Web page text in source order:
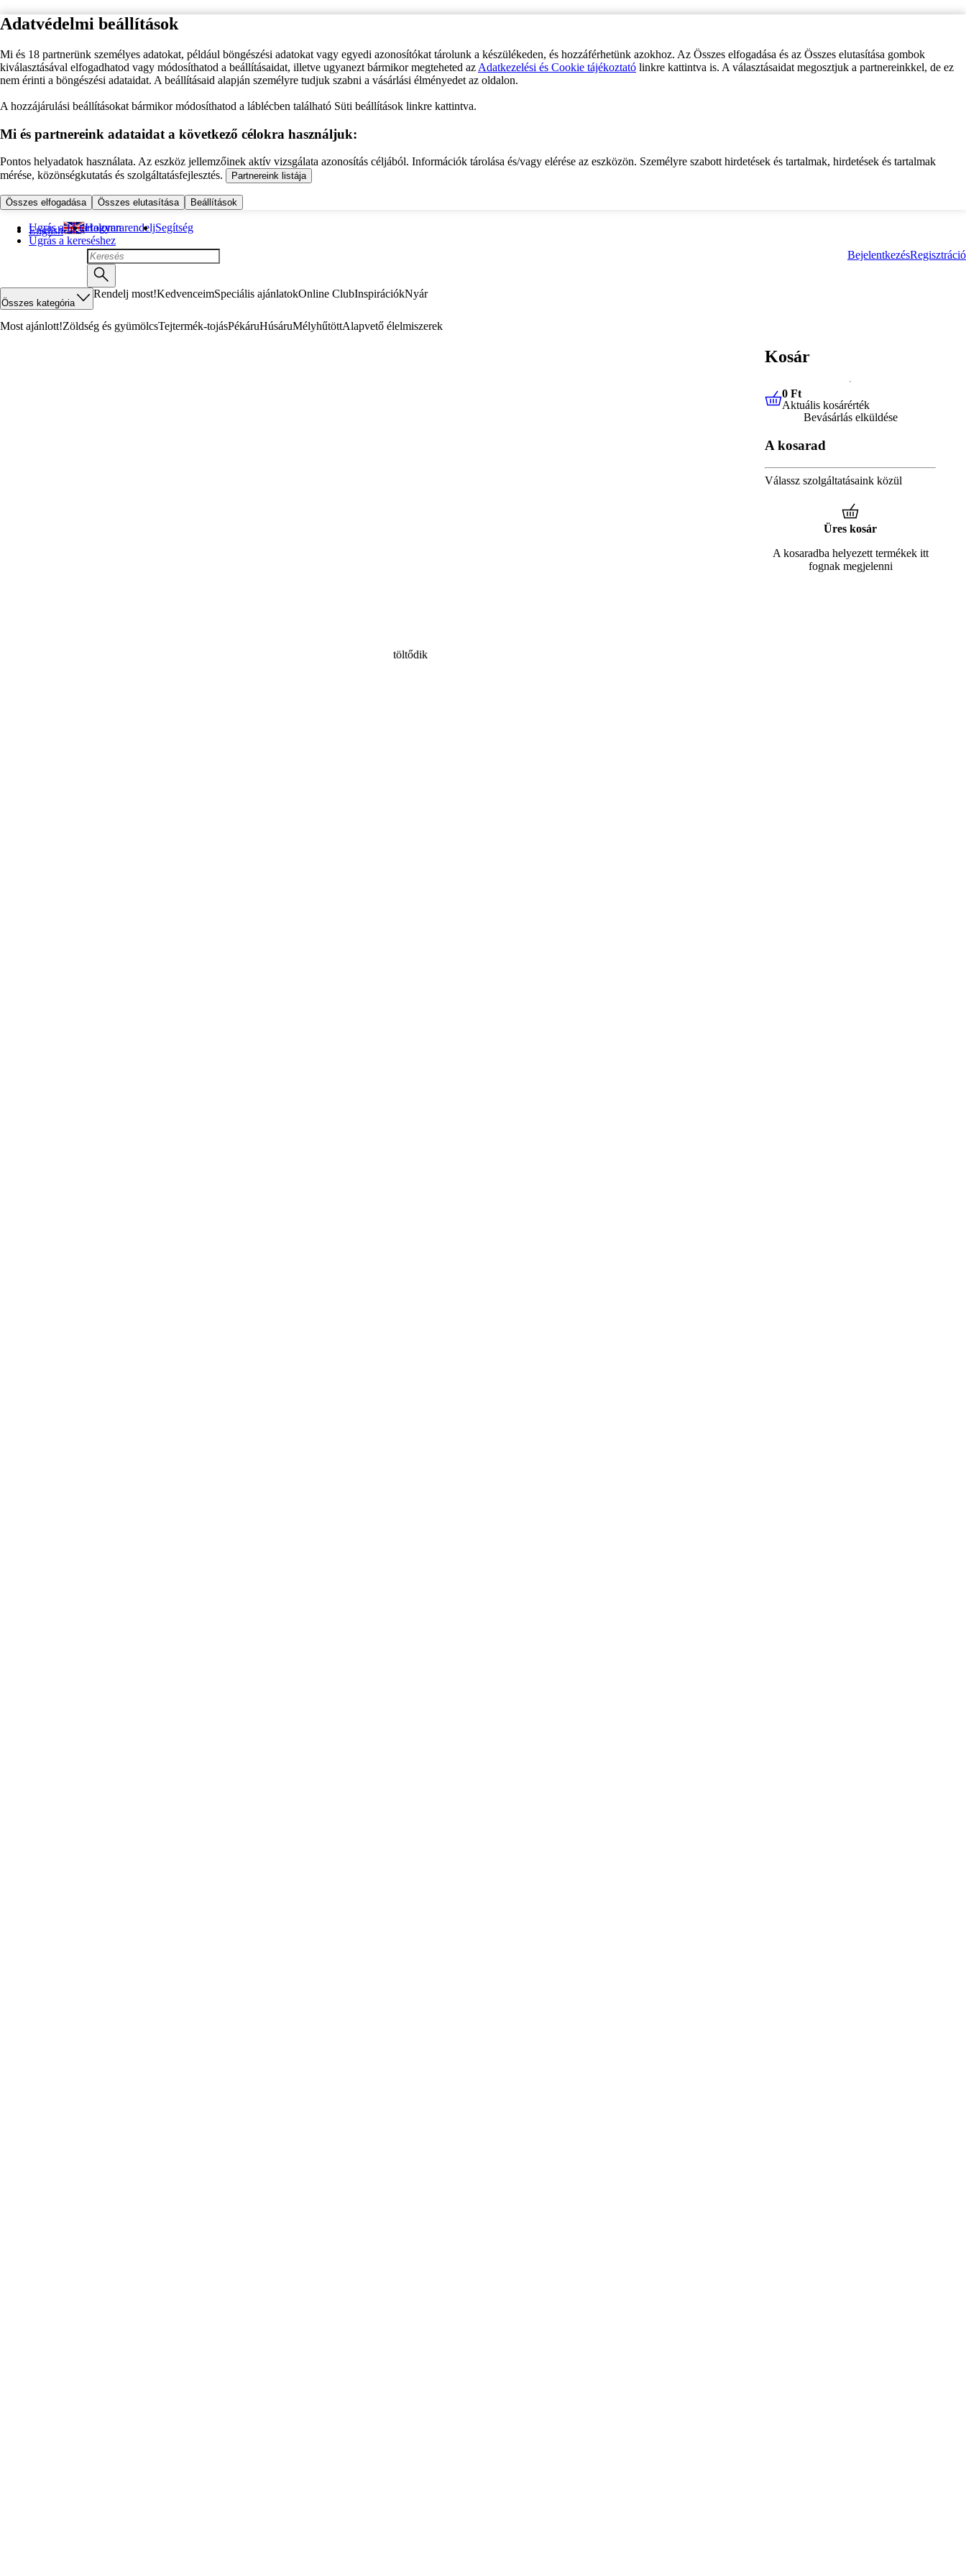
Adatvédelmi beállítások
Mi és 18 partnerünk személyes adatokat, például böngészési adatokat vagy egyedi azonosítókat tárolunk a készülékeden, és hozzáférhetünk azokhoz. Az Összes elfogadása és az Összes elutasítása gombok
kiválasztásával elfogadhatod vagy módosíthatod a beállításaidat, illetve ugyanezt bármikor megteheted az Adatkezelési és Cookie tájékoztató linkre kattintva is. A választásaidat megosztjuk a partnereinkkel, de ez
nem érinti a böngészési adataidat. A beállításaid alapján személyre tudjuk szabni a vásárlási élményedet az oldalon.
A hozzájárulási beállításokat bármikor módosíthatod a láblécben található Süti beállítások linkre kattintva.
Mi és partnereink adataidat a következő célokra használjuk:
Pontos helyadatok használata. Az eszköz jellemzőinek aktív vizsgálata azonosítás céljából. Információk tárolása és/vagy elérése az eszközön. Személyre szabott hirdetések és tartalmak, hirdetések és tartalmak
mérése, közönségkutatás és szolgáltatásfejlesztés.
Partnereink listája
Összes elfogadása Összes elutasítása Beállítások
Ugrás a fő tartalomra
Ugrás a kereséshez
English Hogyan rendeljSegítség
BejelentkezésRegisztráció
Összes kategória
Rendelj most!KedvenceimSpeciális ajánlatokOnline ClubInspirációkNyár
Most ajánlott!Zöldség és gyümölcsTejtermék-tojásPékáruHúsáruMélyhűtöttAlapvető élelmiszerek
töltődik
Kosár
0 FtAktuális kosárérték
0 Ft
Aktuális kosárérték
Bevásárlás elküldése
A kosarad
Válassz szolgáltatásaink közül
Üres kosár
A kosaradba helyezett termékek itt
fognak megjelenni